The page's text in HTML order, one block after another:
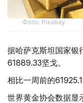
Фото: Pixabay
据哈萨克斯坦国家银
61889.33坚戈。
相比一周前的
世界黄金协会数据显